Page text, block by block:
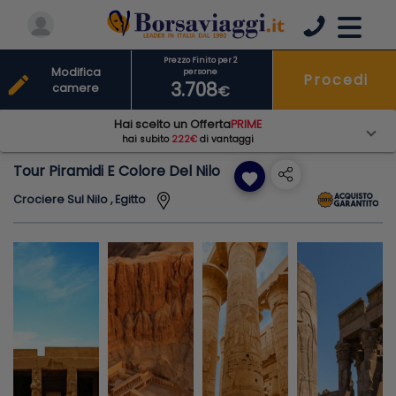
Tour Piramidi E Colore Del Nilo favorite
Crociere Sul Nilo , Egitto
Prezzo Finito per 2
persone
3.708€
Procedi
edit
Modifica
camere
Hai scelto un OffertaPRIME
hai subito 222€di vantaggi